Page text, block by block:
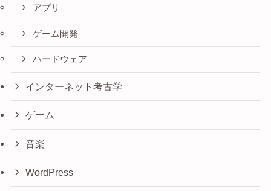
アプリ
ゲーム開発
ハードウェア
インターネット考古学
ゲーム
音楽
WordPress